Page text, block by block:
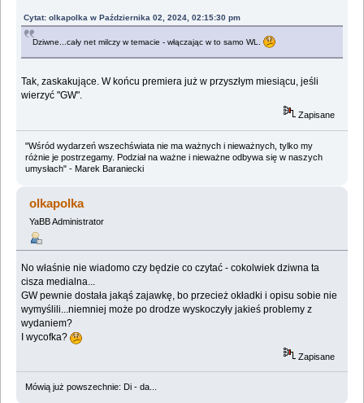
Cytat: olkapolka w Października 02, 2024, 02:15:30 pm
Dziwne...cały net milczy w temacie - włączając w to samo WL.
Tak, zaskakujące. W końcu premiera już w przyszłym miesiącu, jeśli
wierzyć "GW".
Zapisane
"Wśród wydarzeń wszechświata nie ma ważnych i nieważnych, tylko my
różnie je postrzegamy. Podział na ważne i nieważne odbywa się w naszych
umysłach" - Marek Baraniecki
olkapolka
YaBB Administrator
No właśnie nie wiadomo czy będzie co czytać - cokolwiek dziwna ta
cisza medialna...
GW pewnie dostała jakąś zajawkę, bo przecież okładki i opisu sobie nie
wymyślili...niemniej może po drodze wyskoczyły jakieś problemy z
wydaniem?
I wycofka?
Zapisane
Mówią już powszechnie: Di - da...